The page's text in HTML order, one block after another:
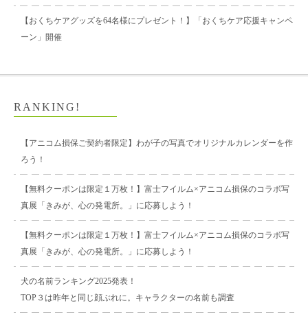
【おくちケアグッズを64名様にプレゼント！】「おくちケア応援キャンペ
ーン」開催
RANKING!
【アニコム損保ご契約者限定】わが子の写真でオリジナルカレンダーを作
ろう！
【無料クーポンは限定１万枚！】富士フイルム×アニコム損保のコラボ写
真展「きみが、心の発電所。」に応募しよう！
【無料クーポンは限定１万枚！】富士フイルム×アニコム損保のコラボ写
真展「きみが、心の発電所。」に応募しよう！
犬の名前ランキング2025発表！
TOP３は昨年と同じ顔ぶれに。キャラクターの名前も調査